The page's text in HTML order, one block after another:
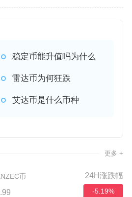
、偶有小幅脉冲，整体仍处于
稳定币能升值吗为什么
雷达币为何狂跌
艾达币是什么币种
更多 +
币 24H涨跌幅
-5.19%